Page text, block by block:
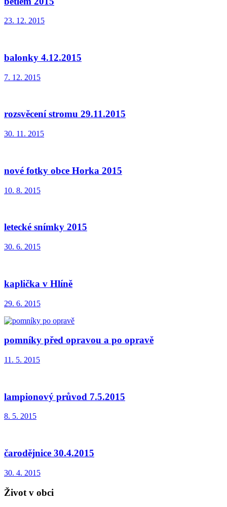
23. 12. 2015
balonky 4.12.2015
7. 12. 2015
rozsvěcení stromu 29.11.2015
30. 11. 2015
nové fotky obce Horka 2015
10. 8. 2015
letecké snímky 2015
30. 6. 2015
kaplička v Hlíně
29. 6. 2015
pomníky před opravou a po opravě
11. 5. 2015
lampionový průvod 7.5.2015
8. 5. 2015
čarodějnice 30.4.2015
30. 4. 2015
Život v obci